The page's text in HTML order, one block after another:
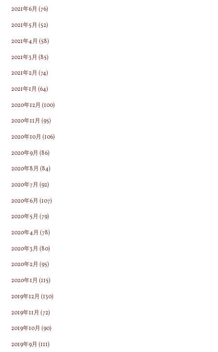
2021年6月 (76)
2021年5月 (52)
2021年4月 (58)
2021年3月 (85)
2021年2月 (74)
2021年1月 (64)
2020年12月 (100)
2020年11月 (95)
2020年10月 (106)
2020年9月 (86)
2020年8月 (84)
2020年7月 (92)
2020年6月 (107)
2020年5月 (79)
2020年4月 (78)
2020年3月 (80)
2020年2月 (95)
2020年1月 (115)
2019年12月 (130)
2019年11月 (72)
2019年10月 (90)
2019年9月 (111)